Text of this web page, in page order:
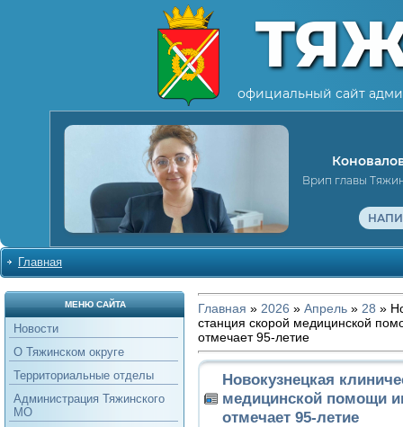
официальный сайт
Врип главы
Главная
МЕНЮ САЙТА
Новости
О Тяжинском округе
Территориальные отделы
Администрация Тяжинского
МО
Главная » 2026 » Апрель » 28 »
станция скорой медицинской
отмечает 95-летие
Новокузнецкая
медицинской помощи
отмечает 95-летие